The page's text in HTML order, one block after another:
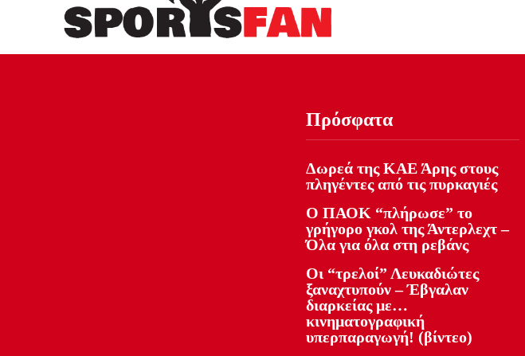
Πρόσφατα
Δωρεά της ΚΑΕ Άρης στους
πληγέντες από τις πυρκαγιές
Ο ΠΑΟΚ “πλήρωσε” το
γρήγορο γκολ της Άντερλεχτ –
Όλα για όλα στη ρεβάνς
Οι “τρελοί” Λευκαδιώτες
ξαναχτυπούν – Έβγαλαν
διαρκείας με…
κινηματογραφική
υπερπαραγωγή! (βίντεο)